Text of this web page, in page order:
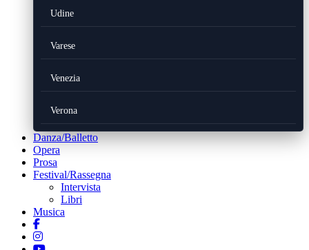
Udine
Varese
Venezia
Verona
Danza/Balletto
Opera
Prosa
Festival/Rassegna
Intervista
Libri
Musica